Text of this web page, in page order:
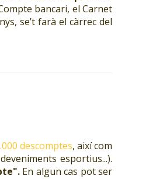
bancari, el Carnet
se’t farà el càrrec del
descomptes, així com
esportius...).
En algun cas pot ser